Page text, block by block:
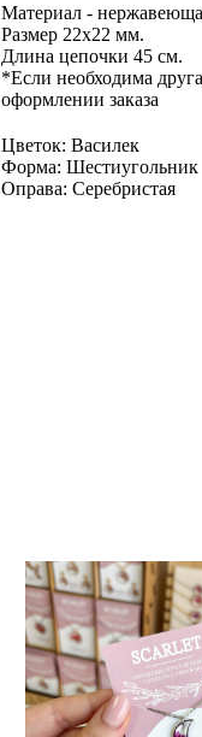
Материал -
Размер 22х22 мм.
Длина цепочки 45 см.
*Если необходима
оформлении заказа
Цветок: Василек
Форма: Шестиугольник
Оправа: Серебристая